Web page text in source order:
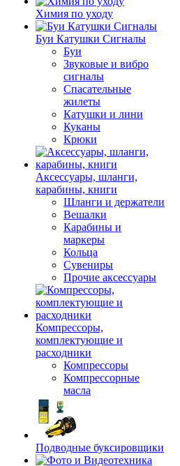
Химия по уходу
Буи Катушки Сигналы
Буи
Звуковые и вибро
сигналы
Спасательные
жилеты
Катушки и лини
Куканы
Крюки
Аксессуары, шланги,
карабины, книги
Шланги и держатели
Вешалки
Карабины и
маркеры
Кольца
Сувениры
Прочие аксессуары
Компрессоры,
комплектующие и
расходники
Компрессоры
Компрессорные
масла
Подводные буксировщики